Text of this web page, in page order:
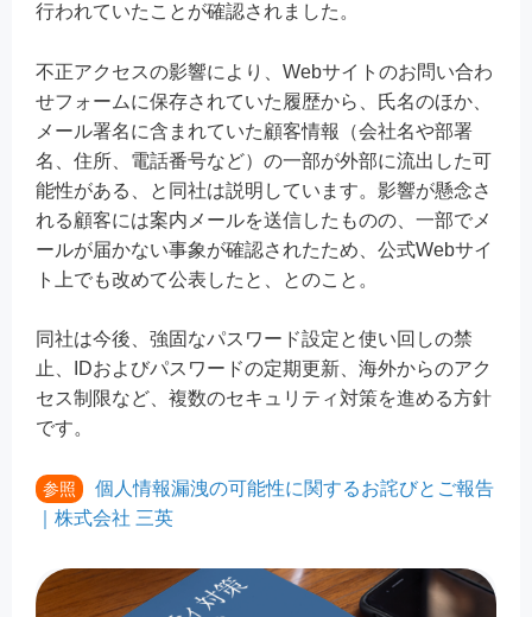
行われていたことが確認されました。
不正アクセスの影響により、Webサイトのお問い合わ
せフォームに保存されていた履歴から、氏名のほか、
メール署名に含まれていた顧客情報（会社名や部署
名、住所、電話番号など）の一部が外部に流出した可
能性がある、と同社は説明しています。影響が懸念さ
れる顧客には案内メールを送信したものの、一部でメ
ールが届かない事象が確認されたため、公式Webサイ
ト上でも改めて公表したと、とのこと。
同社は今後、強固なパスワード設定と使い回しの禁
止、IDおよびパスワードの定期更新、海外からのアク
セス制限など、複数のセキュリティ対策を進める方針
です。
参照
個人情報漏洩の可能性に関するお詫びとご報告
｜株式会社 三英